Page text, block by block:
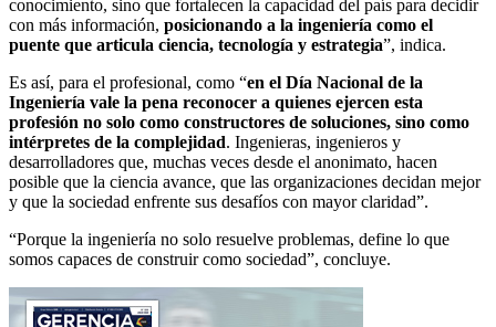
conocimiento, sino que fortalecen la capacidad del país para decidir
con más información, posicionando a la ingeniería como el
puente que articula ciencia, tecnología y estrategia”, indica.
Es así, para el profesional, como “en el Día Nacional de la
Ingeniería vale la pena reconocer a quienes ejercen esta
profesión no solo como constructores de soluciones, sino como
intérpretes de la complejidad. Ingenieras, ingenieros y
desarrolladores que, muchas veces desde el anonimato, hacen
posible que la ciencia avance, que las organizaciones decidan mejor
y que la sociedad enfrente sus desafíos con mayor claridad”.
“Porque la ingeniería no solo resuelve problemas, define lo que
somos capaces de construir como sociedad”, concluye.